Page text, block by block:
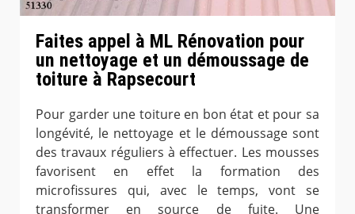
Faites appel à ML Rénovation pour
un nettoyage et un démoussage de
toiture à Rapsecourt
Pour garder une toiture en bon état et pour sa
longévité, le nettoyage et le démoussage sont
des travaux réguliers à effectuer. Les mousses
favorisent en effet la formation des
microfissures qui, avec le temps, vont se
transformer en source de fuite. Une